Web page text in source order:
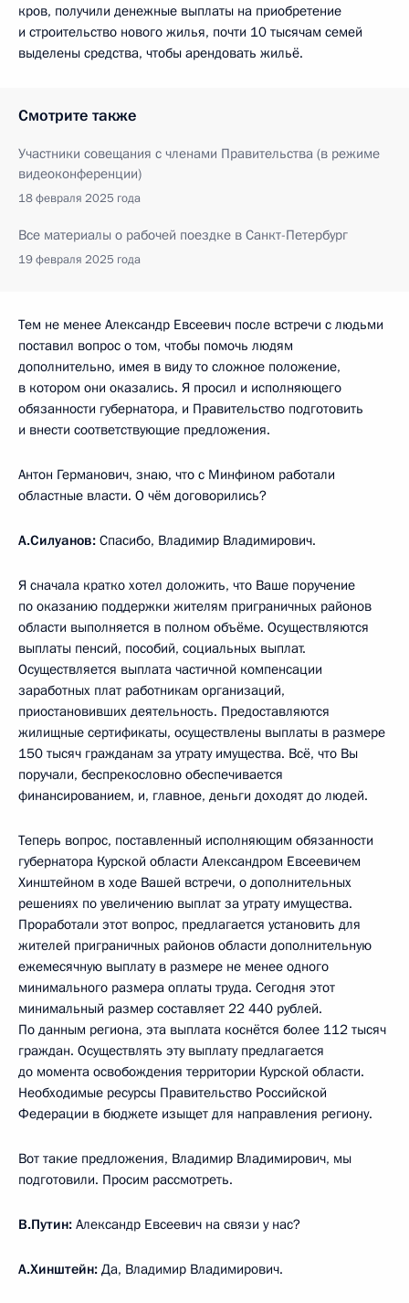
кров, получили денежные выплаты на приобретение
и строительство нового жилья, почти 10 тысячам семей
выделены средства, чтобы арендовать жильё.
Смотрите также
Участники совещания с членами Правительства (в режиме
видеоконференции)
18 февраля 2025 года
Все материалы о рабочей поездке в Санкт-Петербург
19 февраля 2025 года
Тем не менее Александр Евсеевич после встречи с людьми
поставил вопрос о том, чтобы помочь людям
дополнительно, имея в виду то сложное положение,
в котором они оказались. Я просил и исполняющего
обязанности губернатора, и Правительство подготовить
и внести соответствующие предложения.
Антон Германович, знаю, что с Минфином работали
областные власти. О чём договорились?
А.Силуанов: Спасибо, Владимир Владимирович.
Я сначала кратко хотел доложить, что Ваше поручение
по оказанию поддержки жителям приграничных районов
области выполняется в полном объёме. Осуществляются
выплаты пенсий, пособий, социальных выплат.
Осуществляется выплата частичной компенсации
заработных плат работникам организаций,
приостановивших деятельность. Предоставляются
жилищные сертификаты, осуществлены выплаты в размере
150 тысяч гражданам за утрату имущества. Всё, что Вы
поручали, беспрекословно обеспечивается
финансированием, и, главное, деньги доходят до людей.
Теперь вопрос, поставленный исполняющим обязанности
губернатора Курской области Александром Евсеевичем
Хинштейном в ходе Вашей встречи, о дополнительных
решениях по увеличению выплат за утрату имущества.
Проработали этот вопрос, предлагается установить для
жителей приграничных районов области дополнительную
ежемесячную выплату в размере не менее одного
минимального размера оплаты труда. Сегодня этот
минимальный размер составляет 22 440 рублей.
По данным региона, эта выплата коснётся более 112 тысяч
граждан. Осуществлять эту выплату предлагается
до момента освобождения территории Курской области.
Необходимые ресурсы Правительство Российской
Федерации в бюджете изыщет для направления региону.
Вот такие предложения, Владимир Владимирович, мы
подготовили. Просим рассмотреть.
В.Путин: Александр Евсеевич на связи у нас?
А.Хинштейн: Да, Владимир Владимирович.